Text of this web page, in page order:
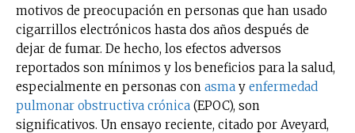
motivos de preocupación en personas que han usado
cigarrillos electrónicos hasta dos años después de
dejar de fumar. De hecho, los efectos adversos
reportados son mínimos y los beneficios para la salud,
especialmente en personas con asma y enfermedad
pulmonar obstructiva crónica (EPOC), son
significativos. Un ensayo reciente, citado por Aveyard,